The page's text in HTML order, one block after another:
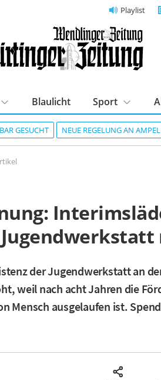
Playlist
GESUCHT NEUE REGELUNG AN
Blaulicht Sport
der Jugendwerkstatt an
weil nach acht Jahren die
Mensch ausgelaufen ist.